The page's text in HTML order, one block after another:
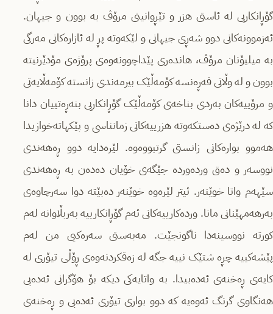
گۆڕانکاریی لە ئاستی هزر و تێڕوانینی مرۆڤ بە بوون و جیهان.
ئەزموونەکانی دوو شەڕی جیهانی و لێکەوتە پڕ لە ئازارەکانی مەرگی
بە میلیۆنان مرۆڤ، هاندەری پێداچوونەوەی پرۆژەی مۆدێرنیتە
بوون و لە وڵاتی فەڕەنسە کۆمەڵێک بیرمەندی زانستە کۆمەڵایەتی
و مرۆییەکان بەردی بناخەی کۆمەڵێک گۆڕانکاریی بنەڕەتییان دانا
کە لە درێژەی دەستکەوتە هزرییەکانی زمانناسی و پێکهاتەخوازیدا
هەموو بوارەکانی زانستی گرتبووەوە. لێرەدایە دوو ڕەهەندی
نووسەر و دەق وردەوردە جێگەی خۆیان دەدەن بە ڕەهەندی
سێهەم واتا خوێنەر. ئیتر لێرەوە خوێنەر دەبێتە دوا سەرچاوەی
بەرهەمهێنانی مانا. وردەکارییەکانی ئەم گۆڕانکارییە بەربڵاوانە لەم
کورتە نووسینەدا ناگونجێت. مەبەستی سەرەکیی من لەم
پێشەکییە چڕە شتێک نییە جگە لە زەقکردنەوەی ڕۆڵی تیۆری لە
کایەی ڕەخنەی ئەدەبیدا. بە واتایەکی دیکە بۆ هۆگرانی ئەدەبی
هەنگاوی گرنگ ئەوەیە کە دوو بواری تیۆری ئەدەبی و ڕەخنەی